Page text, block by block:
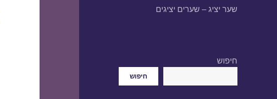
שער יציג – שערים יציגים
חיפוש
חיפוש